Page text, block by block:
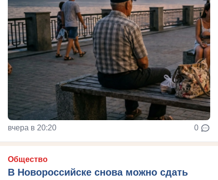
вчера в 20:20 0
Общество
В Новороссийске снова можно сдать